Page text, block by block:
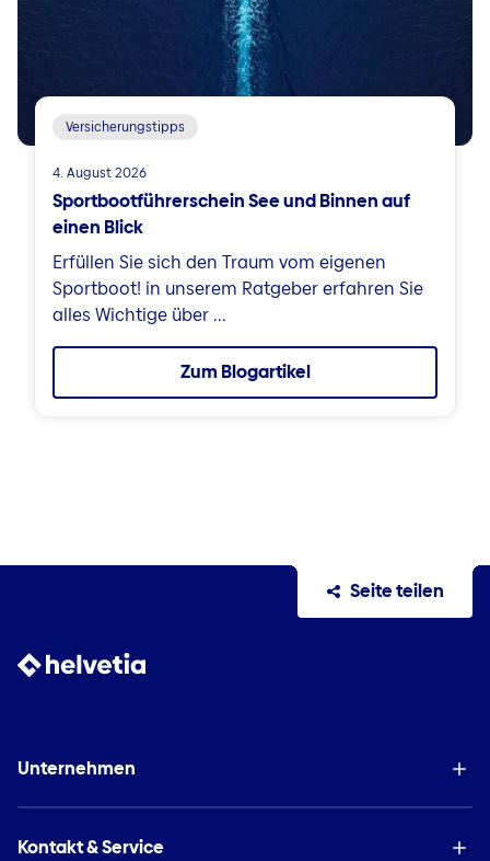
Versicherungstipps
4. August 2026
Sportbootführerschein See und Binnen auf
einen Blick
Erfüllen Sie sich den Traum vom eigenen
Sportboot! in unserem Ratgeber erfahren Sie
alles Wichtige über ...
Zum Blogartikel
Seite teilen
Unternehmen
Kontakt & Service